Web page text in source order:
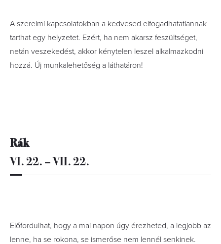
A szerelmi kapcsolatokban a kedvesed elfogadhatatlannak
tarthat egy helyzetet. Ezért, ha nem akarsz feszültséget,
netán veszekedést, akkor kénytelen leszel alkalmazkodni
hozzá. Új munkalehetőség a láthatáron!
Rák
VI. 22. – VII. 22.
Előfordulhat, hogy a mai napon úgy érezheted, a legjobb az
lenne, ha se rokona, se ismerőse nem lennél senkinek.